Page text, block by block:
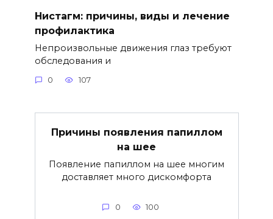
Нистагм: причины, виды и лечение
профилактика
Непроизвольные движения глаз требуют
обследования и
0 107
Причины появления папиллом
на шее
Появление папиллом на шее многим
доставляет много дискомфорта
0 100